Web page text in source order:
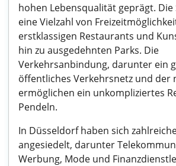
hohen Lebensqualität geprägt.
eine Vielzahl von
erstklassigen Restaurants und
hin zu ausgedehnten Parks. Die
Verkehrsanbindung, darunter ein
öffentliches Verkehrsnetz und der
ermöglichen ein unkompliziertes
Pendeln.
In Düsseldorf haben sich
angesiedelt, darunter
Werbung, Mode und